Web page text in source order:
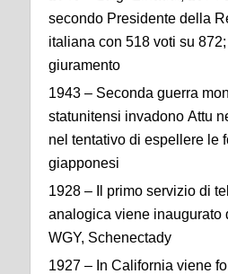
secondo Presidente della
italiana con 518 voti su
giuramento
1943 – Seconda guerra
statunitensi invadono Attu
nel tentativo di espellere le
giapponesi
1928 – Il primo servizio di
analogica viene inaugurato
WGY, Schenectady
1927 – In California viene